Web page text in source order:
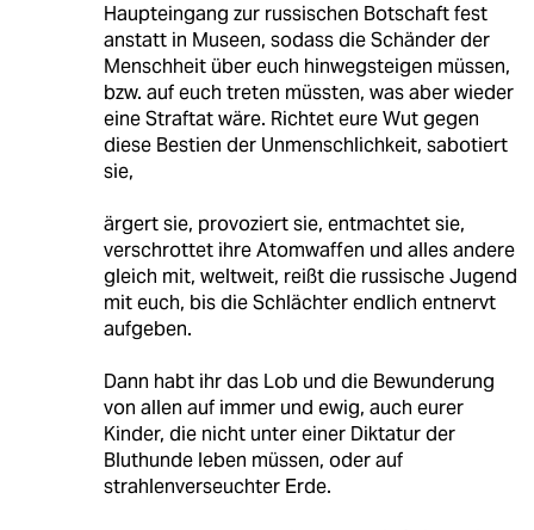
Haupteingang zur russischen Botschaft fest
anstatt in Museen, sodass die Schänder der
Menschheit über euch hinwegsteigen müssen,
bzw. auf euch treten müssten, was aber wieder
eine Straftat wäre. Richtet eure Wut gegen
diese Bestien der Unmenschlichkeit, sabotiert
sie,
ärgert sie, provoziert sie, entmachtet sie,
verschrottet ihre Atomwaffen und alles andere
gleich mit, weltweit, reißt die russische Jugend
mit euch, bis die Schlächter endlich entnervt
aufgeben.
Dann habt ihr das Lob und die Bewunderung
von allen auf immer und ewig, auch eurer
Kinder, die nicht unter einer Diktatur der
Bluthunde leben müssen, oder auf
strahlenverseuchter Erde.